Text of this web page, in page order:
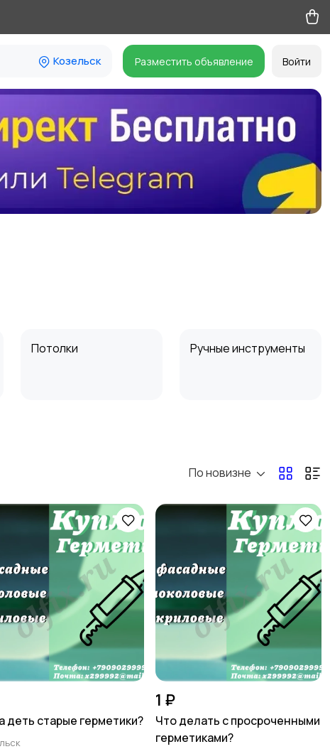
Козельск Разместить объявление Войти
Потолки Ручные инструменты
По новизне
деть старые герметики?
1 ₽
Что делать с просроченными
герметиками?